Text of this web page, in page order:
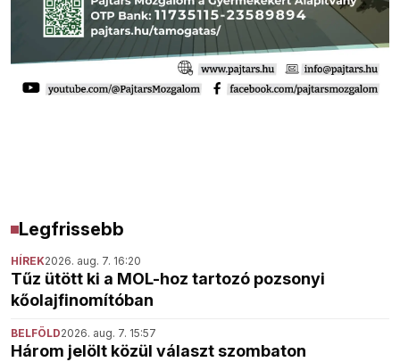
Legfrissebb
HÍREK2026. aug. 7. 16:20
Tűz ütött ki a MOL-hoz tartozó pozsonyi
kőolajfinomítóban
BELFÖLD2026. aug. 7. 15:57
Három jelölt közül választ szombaton